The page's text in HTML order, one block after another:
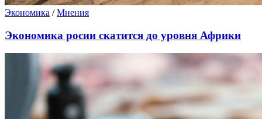
Экономика /Мнения
Экономика росии скатится до уровня Африки